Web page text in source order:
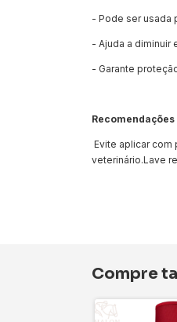
- Pode ser usada
- Ajuda a diminuir
- Garante
Evite aplicar
veterinário.Lave
Compre